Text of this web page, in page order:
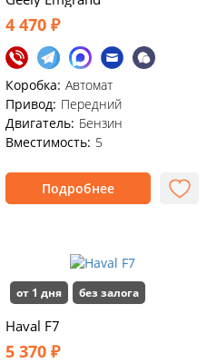
4 470 ₽
Коробка: Автомат
Привод: Передний
Двигатель: Бензин
Вместимость: 5
Подробнее
от 1 дня без залога
Haval F7
5 370 ₽